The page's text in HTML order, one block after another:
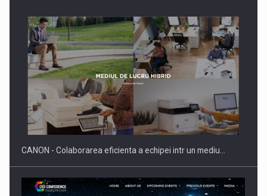
SAPTE PERSONALITATI DIN MEDIUL DE AFACERI, ACADEMIC
SI INSTITUTIONAL…
CANON - Colaborarea eficienta a echipei intr un mediu…